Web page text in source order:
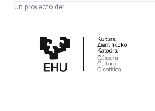
Un proyecto de:
Cultura
Científica